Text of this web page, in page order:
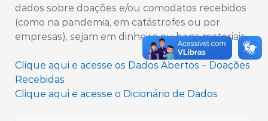
dados sobre doações e/ou comodatos recebidos
(como na pandemia, em catástrofes ou por
empresas), sejam em dinheiro ou bens materiais.
Clique aqui e acesse os Dados Abertos – Doações
Recebidas
Clique aqui e acesse o Dicionário de Dados